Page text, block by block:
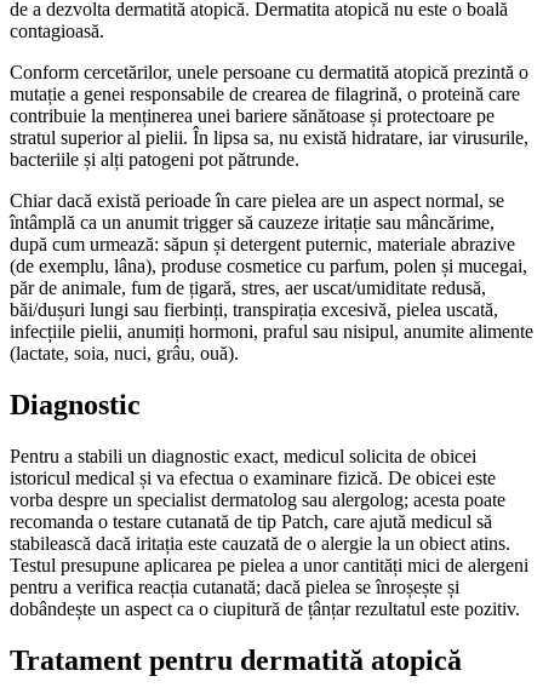
de a dezvolta dermatită atopică. Dermatita atopică nu este o boală
contagioasă.
Conform cercetărilor, unele persoane cu dermatită atopică prezintă o
mutație a genei responsabile de crearea de filagrină, o proteină care
contribuie la menținerea unei bariere sănătoase și protectoare pe
stratul superior al pielii. În lipsa sa, nu există hidratare, iar virusurile,
bacteriile și alți patogeni pot pătrunde.
Chiar dacă există perioade în care pielea are un aspect normal, se
întâmplă ca un anumit trigger să cauzeze iritație sau mâncărime,
după cum urmează: săpun și detergent puternic, materiale abrazive
(de exemplu, lâna), produse cosmetice cu parfum, polen și mucegai,
păr de animale, fum de țigară, stres, aer uscat/umiditate redusă,
băi/dușuri lungi sau fierbinți, transpirația excesivă, pielea uscată,
infecțiile pielii, anumiți hormoni, praful sau nisipul, anumite alimente
(lactate, soia, nuci, grâu, ouă).
Diagnostic
Pentru a stabili un diagnostic exact, medicul solicita de obicei
istoricul medical și va efectua o examinare fizică. De obicei este
vorba despre un specialist dermatolog sau alergolog; acesta poate
recomanda o testare cutanată de tip Patch, care ajută medicul să
stabilească dacă iritația este cauzată de o alergie la un obiect atins.
Testul presupune aplicarea pe pielea a unor cantități mici de alergeni
pentru a verifica reacția cutanată; dacă pielea se înroșește și
dobândește un aspect ca o ciupitură de țânțar rezultatul este pozitiv.
Tratament pentru dermatită atopică